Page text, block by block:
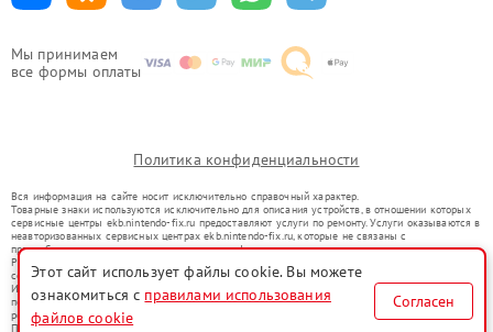
Мы принимаем
все формы оплаты
Политика конфиденциальности
Вся информация на сайте носит исключительно справочный характер.
Товарные знаки используются исключительно для описания устройств, в отношении которых
сервисные центры ekb.nintendo-fix.ru предоставляют услуги по ремонту. Услуги оказываются в
неавторизованных сервисных центрах ekb.nintendo-fix.ru, которые не связаны с
правообладателями товарных знаков или их официальными представителями.
Ремонт осуществляется для устройств, уже введенных в гражданский оборот в соответствии
со статьей 1487 ГК РФ.
Использование товарных знаков не преследует цели индивидуализации услуг или введения
потребителей в заблуждение, а служит для информирования о предоставляемых услугах по
ремонту техники указанных брендов.
Представленная на сайте информация не является публичной офертой, определяемой
Этот сайт использует файлы cookie. Вы можете
ознакомиться с правилами использования
файлов cookie
Согласен